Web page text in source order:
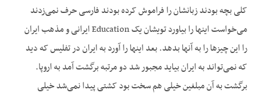
کلی بچه بودند زبانشان را فراموش کرده بودند فارسی حرف نمی‌زدند
می‌‌‌خواست اینها را بیاورد تویشان یک Education ایرانی و مذهب ایران
را این چیزها را به آنها بدهد. بعد اینها را آورد به ایران در تفلیس که دید
که نمی‌تواند به ایران بیاید مجبور شد دو مرتبه برگشت آمد به اروپا.
برگشت به آن مبلغین خیلی هم سخت بود کشتی پیدا نمی‌شد خیلی